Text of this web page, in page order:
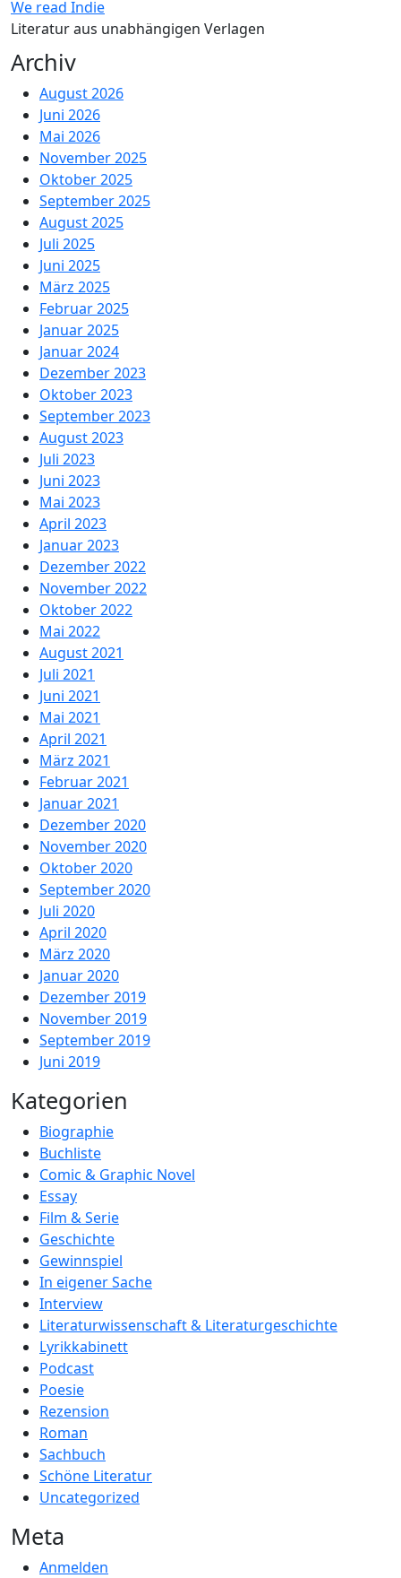
We read Indie
Literatur aus unabhängigen Verlagen
Archiv
August 2026
Juni 2026
Mai 2026
November 2025
Oktober 2025
September 2025
August 2025
Juli 2025
Juni 2025
März 2025
Februar 2025
Januar 2025
Januar 2024
Dezember 2023
Oktober 2023
September 2023
August 2023
Juli 2023
Juni 2023
Mai 2023
April 2023
Januar 2023
Dezember 2022
November 2022
Oktober 2022
Mai 2022
August 2021
Juli 2021
Juni 2021
Mai 2021
April 2021
März 2021
Februar 2021
Januar 2021
Dezember 2020
November 2020
Oktober 2020
September 2020
Juli 2020
April 2020
März 2020
Januar 2020
Dezember 2019
November 2019
September 2019
Juni 2019
Kategorien
Biographie
Buchliste
Comic & Graphic Novel
Essay
Film & Serie
Geschichte
Gewinnspiel
In eigener Sache
Interview
Literaturwissenschaft & Literaturgeschichte
Lyrikkabinett
Podcast
Poesie
Rezension
Roman
Sachbuch
Schöne Literatur
Uncategorized
Meta
Anmelden